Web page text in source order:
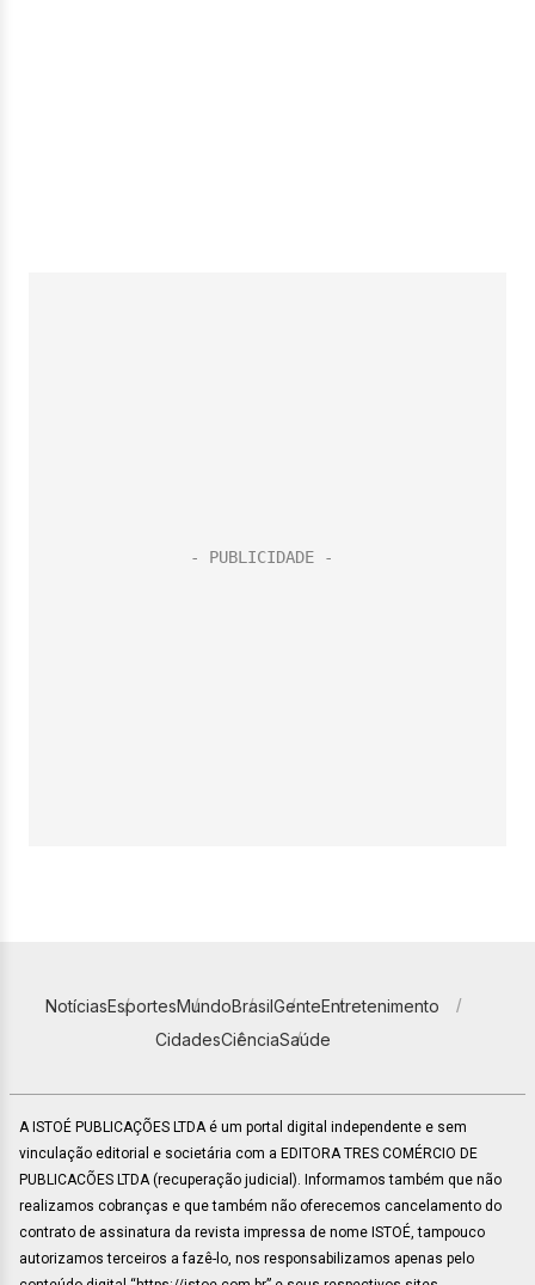
NotíciasEsportesMundoBrasilGenteEntretenimento
CidadesCiênciaSaúde
A ISTOÉ PUBLICAÇÕES LTDA é um portal digital independente e sem
vinculação editorial e societária com a EDITORA TRES COMÉRCIO DE
PUBLICACÕES LTDA (recuperação judicial). Informamos também que não
realizamos cobranças e que também não oferecemos cancelamento do
contrato de assinatura da revista impressa de nome ISTOÉ, tampouco
autorizamos terceiros a fazê-lo, nos responsabilizamos apenas pelo